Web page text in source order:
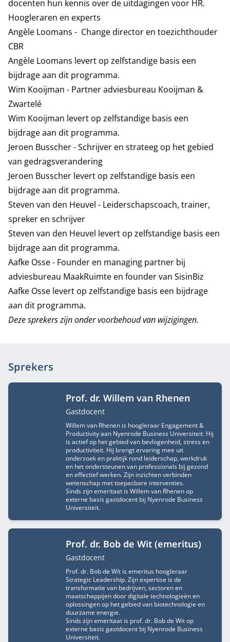
docenten hun kennis over de uitdagingen voor HR.
Hoogleraren en experts
Angèle Loomans - Change director en toezichthouder
CBR
Angèle Loomans levert op zelfstandige basis een
bijdrage aan dit programma.
Wim Kooijman - Partner adviesbureau Kooijman &
Zwartelé
Wim Kooijman levert op zelfstandige basis een
bijdrage aan dit programma.
Jeroen Busscher - Schrijver en strateeg op het gebied
van gedragsverandering
Jeroen Busscher levert op zelfstandige basis een
bijdrage aan dit programma.
Steven van den Heuvel - Leiderschapscoach, trainer,
spreker en schrijver
Steven van den Heuvel levert op zelfstandige basis een
bijdrage aan dit programma.
Aafke Osse - Founder en managing partner bij
adviesbureau MaakRuimte en founder van SisinBiz
Aafke Osse levert op zelfstandige basis een bijdrage
aan dit programma.
Deze sprekers zijn onder voorbehoud van wijzigingen.
Sprekers
Prof. dr. Willem van Rhenen
Functietitel
Gastdocent
Willem van Rhenen is hoogleraar Engagement &
Productivity aan Nyenrode Business Universiteit. Hij
is actief op het gebied van bevlogenheid, stress en
productiviteit. Hij brengt ervaring mee uit
onderzoek en praktijk rond leiderschap, werkdruk
en het ondersteunen van professionals bij gezond
en effectief werken. Zijn inzichten verbinden
wetenschap met toepasbare interventies.
Sinds zijn emeritaat is Willem van Rhenen op
externe basis gastdocent bij Nyenrode Business
Universiteit.
Prof. dr. Bob de Wit (emeritus)
Functietitel
Gastdocent
Prof. dr. Bob de Wit is emeritus hoogleraar
Strategic Leadership. Zijn expertise is de
transformatie van bedrijven, sectoren en
maatschappijen door digitale technologieën en
oplossingen op het gebied van biotechnologie en
duurzame energie.
Sinds zijn emeritaat is prof. dr. Bob de Wit op
externe basis gastdocent bij Nyenrode Business
Universiteit.